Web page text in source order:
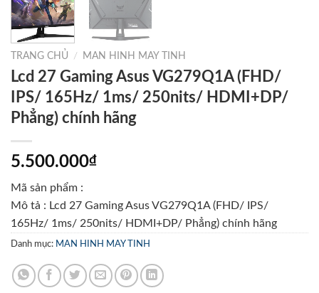
TRANG CHỦ / MAN HINH MAY TINH
Lcd 27 Gaming Asus VG279Q1A (FHD/
IPS/ 165Hz/ 1ms/ 250nits/ HDMI+DP/
Phẳng) chính hãng
5.500.000₫
Mã sản phẩm :
Mô tả : Lcd 27 Gaming Asus VG279Q1A (FHD/ IPS/
165Hz/ 1ms/ 250nits/ HDMI+DP/ Phẳng) chính hãng
Danh mục: MAN HINH MAY TINH